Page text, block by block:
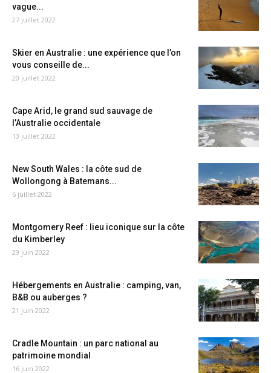
vague...
27 juillet 2022
Skier en Australie : une expérience que l’on
vous conseille de...
20 juillet 2022
Cape Arid, le grand sud sauvage de
l’Australie occidentale
13 juillet 2022
New South Wales : la côte sud de
Wollongong à Batemans...
6 juillet 2022
Montgomery Reef : lieu iconique sur la côte
du Kimberley
29 juin 2022
Hébergements en Australie : camping, van,
B&B ou auberges ?
21 juin 2022
Cradle Mountain : un parc national au
patrimoine mondial
16 juin 2022